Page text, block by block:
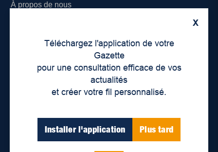
X
Téléchargez l'application de votre
Gazette
pour une consultation efficace de vos
actualités
et créer votre fil personnalisé.
Installer l'application Plus tard
À propos de nous
Lieux de distribution